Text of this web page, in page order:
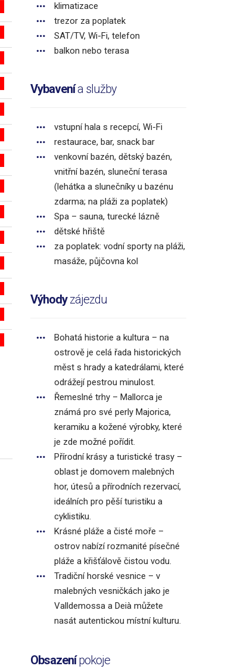
klimatizace
trezor za poplatek
SAT/TV, Wi-Fi, telefon
balkon nebo terasa
Vybavenía služby
vstupní hala s recepcí, Wi-Fi
restaurace, bar, snack bar
venkovní bazén, dětský bazén,
vnitřní bazén, sluneční terasa
(lehátka a slunečníky u bazénu
zdarma; na pláži za poplatek)
Spa – sauna, turecké lázně
dětské hřiště
za poplatek: vodní sporty na pláži,
masáže, půjčovna kol
Výhodyzájezdu
Bohatá historie a kultura – na
ostrově je celá řada historických
měst s hrady a katedrálami, které
odrážejí pestrou minulost.
Řemeslné trhy – Mallorca je
známá pro své perly Majorica,
keramiku a kožené výrobky, které
je zde možné pořídit.
Přírodní krásy a turistické trasy –
oblast je domovem malebných
hor, útesů a přírodních rezervací,
ideálních pro pěší turistiku a
cyklistiku.
Krásné pláže a čisté moře –
ostrov nabízí rozmanité písečné
pláže a křišťálově čistou vodu.
Tradiční horské vesnice – v
malebných vesničkách jako je
Valldemossa a Deià můžete
nasát autentickou místní kulturu.
Obsazenípokoje